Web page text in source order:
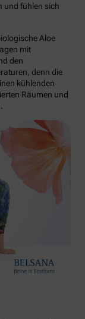
und fühlen sich
Aloe
mit
den
denn die
kühlenden
Räumen und